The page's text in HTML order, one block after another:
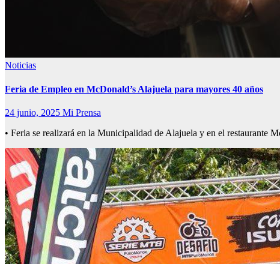
Noticias
Feria de Empleo en McDonald’s Alajuela para mayores 40 años
24 junio, 2025 Mi Prensa
• Feria se realizará en la Municipalidad de Alajuela y en el restaurante